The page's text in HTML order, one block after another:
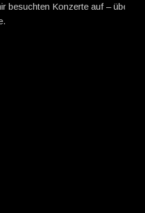
besuchten Konzerte auf – über